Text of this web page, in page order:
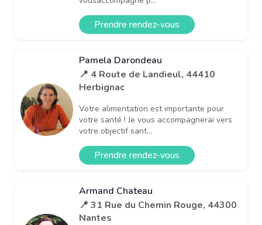
Prendre rendez-vous
Pamela Darondeau
📍 4 Route de Landieul, 44410
Herbignac
Votre alimentation est importante pour
votre santé ! Je vous accompagnerai vers
votre objectif sant...
Prendre rendez-vous
Armand Chateau
📍 31 Rue du Chemin Rouge, 44300
Nantes